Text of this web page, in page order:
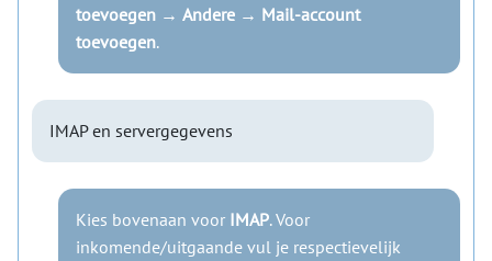
toevoegen → Andere → Mail-account
toevoegen.
IMAP en servergegevens
Kies bovenaan voor IMAP. Voor
inkomende/uitgaande vul je respectievelijk